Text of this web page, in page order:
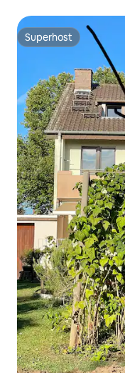
Superhost
Superhost